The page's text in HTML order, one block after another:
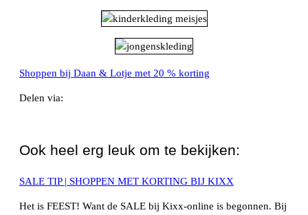
Shoppen bij Daan & Lotje met 20 % korting
Delen via:
Ook heel erg leuk om te bekijken:
SALE TIP | SHOPPEN MET KORTING BIJ KIXX
Het is FEEST! Want de SALE bij Kixx-online is begonnen. Bij